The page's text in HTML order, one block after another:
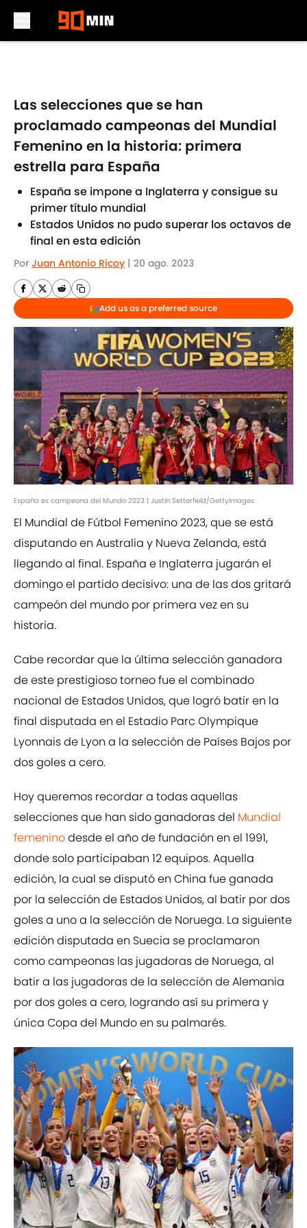
Las selecciones que se han
proclamado campeonas del Mundial
Femenino en la historia: primera
estrella para España
España se impone a Inglaterra y consigue su
primer título mundial
Estados Unidos no pudo superar los octavos de
final en esta edición
Por Juan Antonio Ricoy | 20 ago. 2023
Add us as a preferred source
España es campeona del Mundo 2023 | Justin Setterfield/GettyImages
El Mundial de Fútbol Femenino 2023, que se está
disputando en Australia y Nueva Zelanda, está
llegando al final. España e Inglaterra jugarán el
domingo el partido decisivo: una de las dos gritará
campeón del mundo por primera vez en su
historia.
Cabe recordar que la última selección ganadora
de este prestigioso torneo fue el combinado
nacional de Estados Unidos, que logró batir en la
final disputada en el Estadio Parc Olympique
Lyonnais de Lyon a la selección de Países Bajos por
dos goles a cero.
Hoy queremos recordar a todas aquellas
selecciones que han sido ganadoras del Mundial
femeninodesde el año de fundación en el 1991,
donde solo participaban 12 equipos. Aquella
edición, la cual se disputó en China fue ganada
por la selección de Estados Unidos, al batir por dos
goles a uno a la selección de Noruega. La siguiente
edición disputada en Suecia se proclamaron
como campeonas las jugadoras de Noruega, al
batir a las jugadoras de la selección de Alemania
por dos goles a cero, logrando así su primera y
única Copa del Mundo en su palmarés.